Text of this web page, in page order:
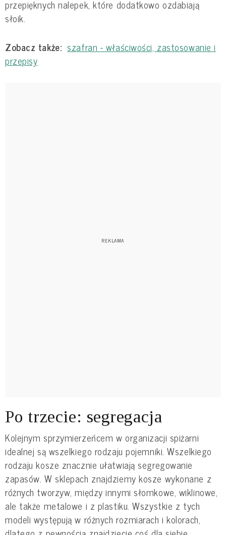
przepięknych nalepek, które dodatkowo ozdabiają
słoik.
Zobacz także: szafran - właściwości, zastosowanie i
przepisy
Po trzecie: segregacja
Kolejnym sprzymierzeńcem w organizacji spiżarni
idealnej są wszelkiego rodzaju pojemniki. Wszelkiego
rodzaju kosze znacznie ułatwiają segregowanie
zapasów. W sklepach znajdziemy kosze wykonane z
różnych tworzyw, między innymi słomkowe, wiklinowe,
ale także metalowe i z plastiku. Wszystkie z tych
modeli występują w różnych rozmiarach i kolorach,